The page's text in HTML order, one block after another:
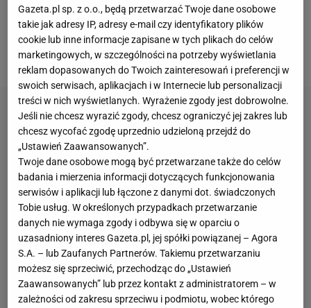
Ghańczykiem Richardem Larteyem, który w kwietniu
znokautował Andrzeja Wawrzyka (w czwartej
rundzie). Efekt był piorunujący.
Gazeta.pl sp. z o.o., będą przetwarzać Twoje dane osobowe
takie jak adresy IP, adresy e-mail czy identyfikatory plików
cookie lub inne informacje zapisane w tych plikach do celów
marketingowych, w szczególności na potrzeby wyświetlania
reklam dopasowanych do Twoich zainteresowań i preferencji w
swoich serwisach, aplikacjach i w Internecie lub personalizacji
treści w nich wyświetlanych. Wyrażenie zgody jest dobrowolne.
Jeśli nie chcesz wyrazić zgody, chcesz ograniczyć jej zakres lub
chcesz wycofać zgodę uprzednio udzieloną przejdź do
„Ustawień Zaawansowanych”.
Twoje dane osobowe mogą być przetwarzane także do celów
badania i mierzenia informacji dotyczących funkcjonowania
serwisów i aplikacji lub łączone z danymi dot. świadczonych
Tobie usług. W określonych przypadkach przetwarzanie
danych nie wymaga zgody i odbywa się w oparciu o
uzasadniony interes Gazeta.pl, jej spółki powiązanej – Agora
S.A. – lub Zaufanych Partnerów. Takiemu przetwarzaniu
możesz się sprzeciwić, przechodząc do „Ustawień
Zaawansowanych” lub przez kontakt z administratorem – w
zależności od zakresu sprzeciwu i podmiotu, wobec którego